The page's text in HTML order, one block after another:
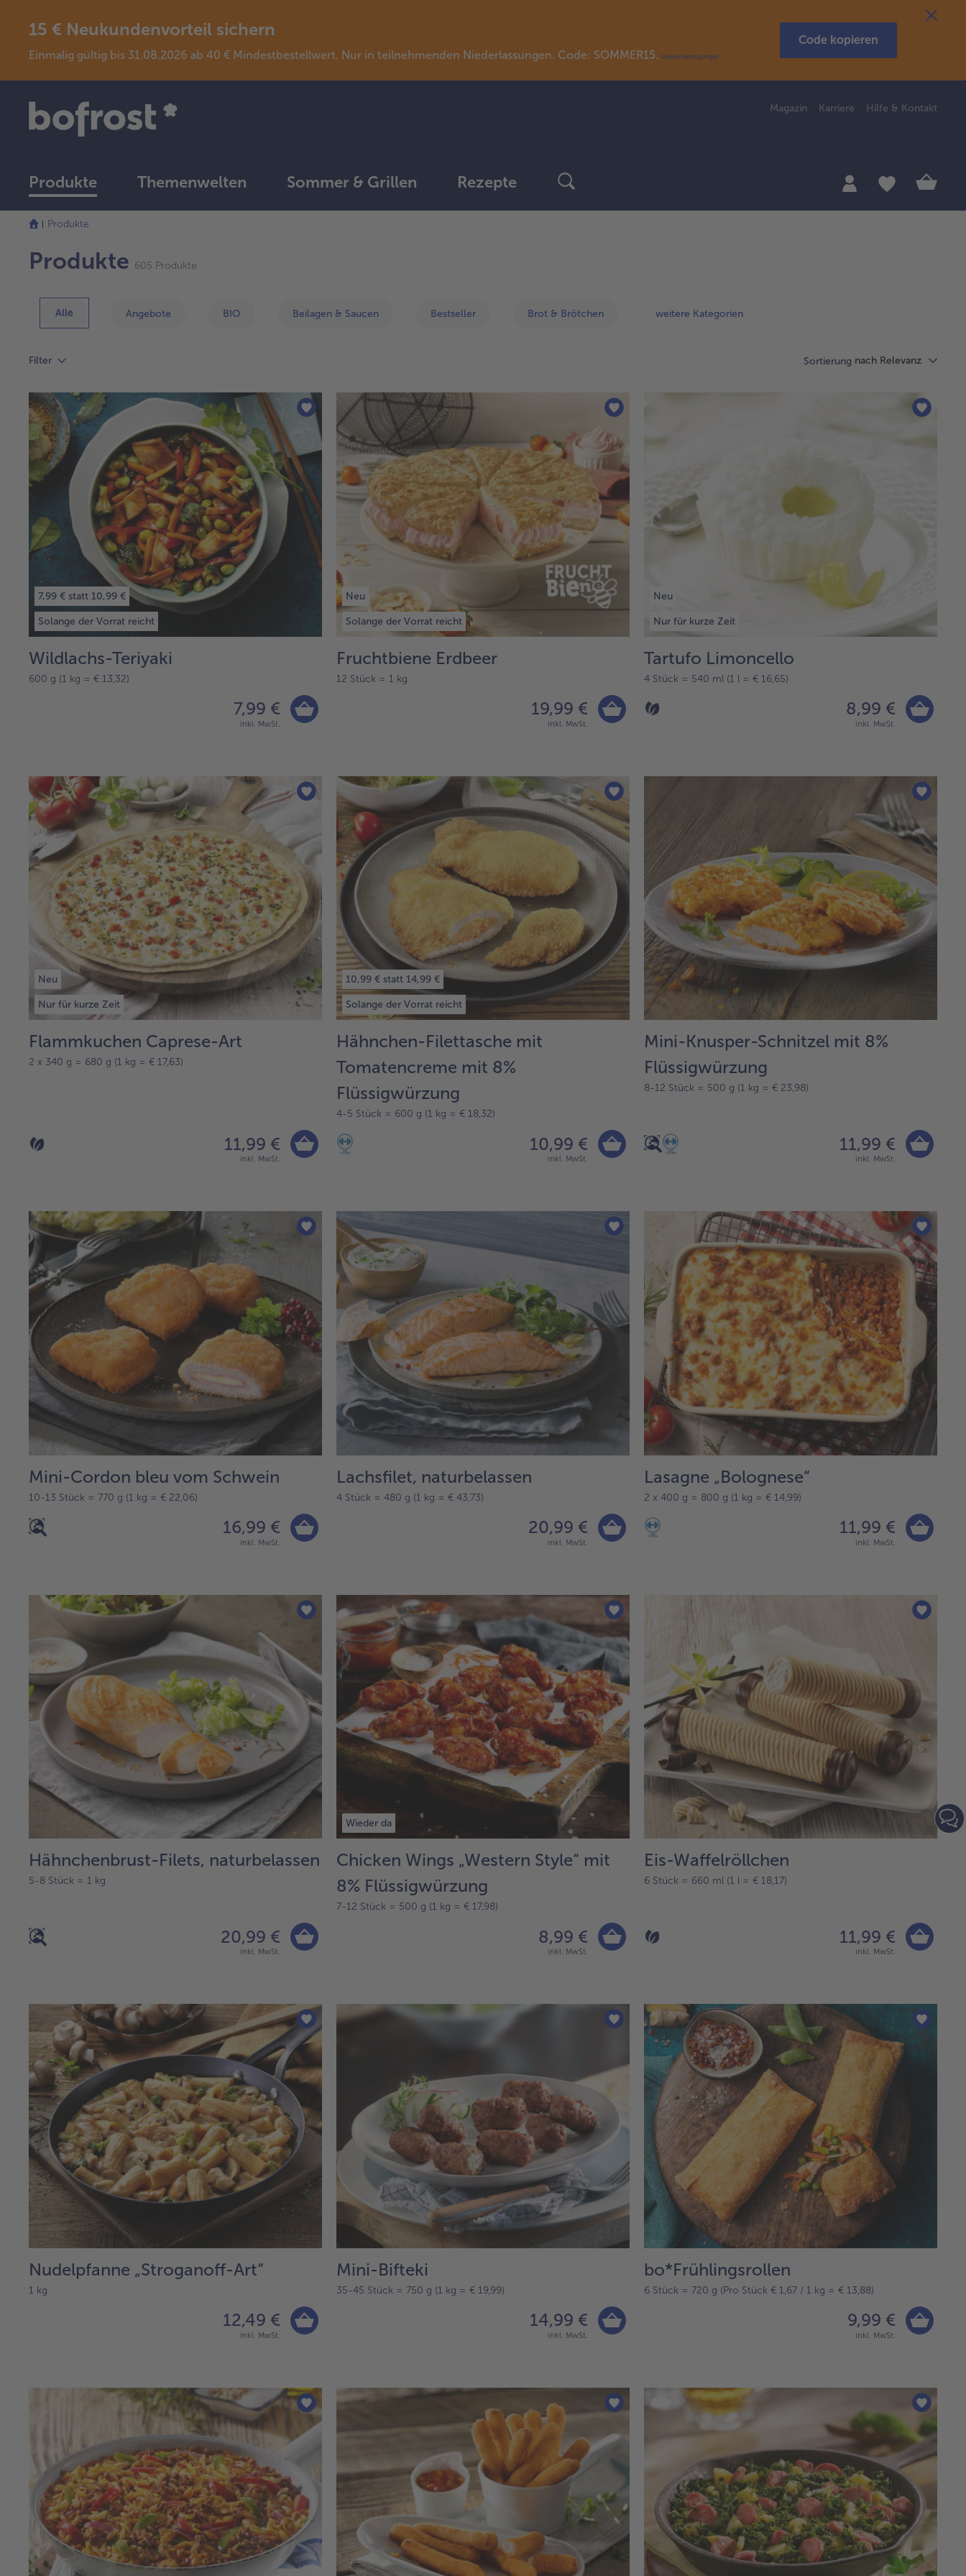
15 € Neukundenvorteil sichern
Einmalig gültig bis 31.08.2026 ab 40 € Mindestbestellwert. Nur in teilnehmenden Niederlassungen. Code: SOMMER15. Weitere Bedingungen
Code kopieren
Magazin Karriere Hilfe & Kontakt
Produkte Themenwelten Sommer & Grillen Rezepte
Produkte
in
Produkte 605 Produkte
Alle Angebote BIO Beilagen & Saucen Bestseller Brot & Brötchen weitere Kategorien
Filter Sortierung nach Relevanz
7,99 € statt 10,99 €
Solange der Vorrat reicht
Wildlachs-Teriyaki
600 g (1 kg = € 13,32)
7,99 €
inkl. MwSt.
Neu
Solange der Vorrat reicht
Fruchtbiene Erdbeer
12 Stück = 1 kg
19,99 €
inkl. MwSt.
Neu
Nur für kurze Zeit
Tartufo Limoncello
4 Stück = 540 ml (1 l = € 16,65)
8,99 €
inkl. MwSt.
Neu
Nur für kurze Zeit
Flammkuchen Caprese-Art
2 x 340 g = 680 g (1 kg = € 17,63)
11,99 €
inkl. MwSt.
10,99 € statt 14,99 €
Solange der Vorrat reicht
Hähnchen-Filettasche mit
Tomatencreme mit 8%
Flüssigwürzung
4-5 Stück = 600 g (1 kg = € 18,32)
10,99 €
inkl. MwSt.
Mini-Knusper-Schnitzel mit 8%
Flüssigwürzung
8-12 Stück = 500 g (1 kg = € 23,98)
11,99 €
inkl. MwSt.
Mini-Cordon bleu vom Schwein
10-13 Stück = 770 g (1 kg = € 22,06)
16,99 €
inkl. MwSt.
Lachsfilet, naturbelassen
4 Stück = 480 g (1 kg = € 43,73)
20,99 €
inkl. MwSt.
Lasagne „Bolognese“
2 x 400 g = 800 g (1 kg = € 14,99)
11,99 €
inkl. MwSt.
Hähnchenbrust-Filets, naturbelassen
5-8 Stück = 1 kg
20,99 €
inkl. MwSt.
Wieder da
Chicken Wings „Western Style“ mit
8% Flüssigwürzung
7-12 Stück = 500 g (1 kg = € 17,98)
8,99 €
inkl. MwSt.
Eis-Waffelröllchen
6 Stück = 660 ml (1 l = € 18,17)
11,99 €
inkl. MwSt.
Nudelpfanne „Stroganoff-Art“
1 kg
12,49 €
inkl. MwSt.
Mini-Bifteki
35-45 Stück = 750 g (1 kg = € 19,99)
14,99 €
inkl. MwSt.
bo*Frühlingsrollen
6 Stück = 720 g (Pro Stück € 1,67 / 1 kg = € 13,88)
9,99 €
inkl. MwSt.
Die
Liste
erfolgreich
aktualisiert